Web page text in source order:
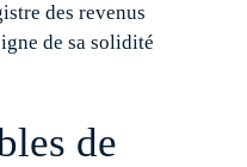
des revenus
de sa solidité
de